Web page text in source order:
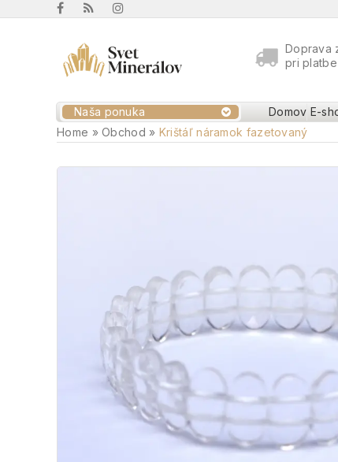
Doprava
pri
Naša ponuka Domov E-
Home »Obchod » Krištáľ náramok fazetovaný